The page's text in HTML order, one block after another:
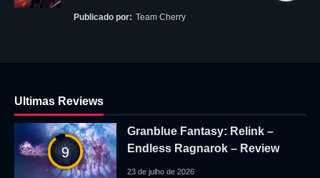
Publicado por: Team Cherry
Ultimas Reviews
9
Granblue Fantasy: Relink –
Endless Ragnarok – Review
23 de julho de 2026